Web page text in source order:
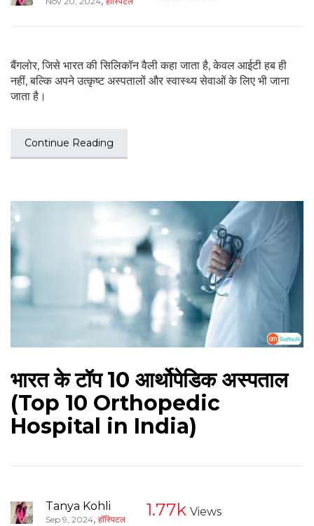
बैंगलोर, जिसे भारत की सिलिकॉन वैली कहा जाता है, केवल आईटी हब ही
नहीं, बल्कि अपने उत्कृष्ट अस्पतालों और स्वास्थ्य सेवाओं के लिए भी जाना
जाता है।
Continue Reading
भारत के टॉप 10 आर्थोपेडिक अस्पताल
(Top 10 Orthopedic
Hospital in India)
Tanya Kohli
Sep 9, 2024, हॉस्पिटल 1.77k Views